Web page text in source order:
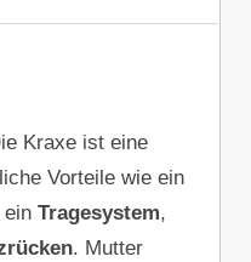
Kraxe ist eine
Vorteile wie ein
Tragesystem,
. Mutter